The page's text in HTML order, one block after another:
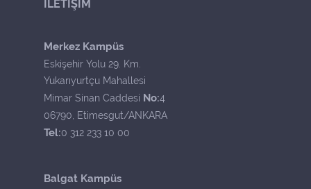
İLETİŞİM
Merkez Kampüs
Eskişehir Yolu 29. Km.
Yukarıyurtçu Mahallesi
Mimar Sinan Caddesi No:4
06790, Etimesgut/ANKARA
Tel:0 312 233 10 00
Balgat Kampüs